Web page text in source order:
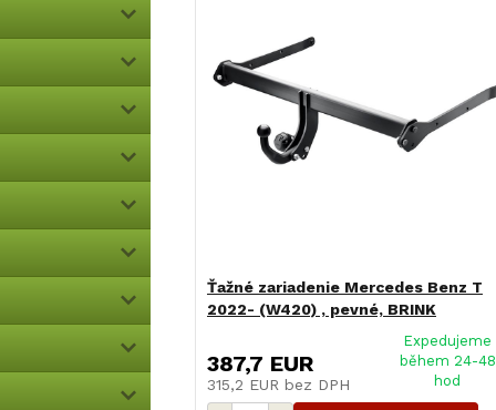
Ťažné zariadenie Mercedes Benz T
2022- (W420) , pevné, BRINK
387,7 EUR
315,2 EUR bez DPH
Expedujeme
během 24-48
hod